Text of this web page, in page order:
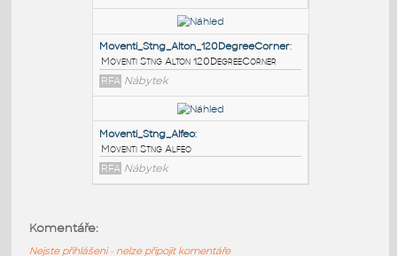
Moventi_Stng_DenniClassic_Stool
Moventi Stng DenniClassic Stool
RFA Nábytek
Moventi_Stng_DenniWood_Chair:
Moventi Stng DenniWood Chair
RFA Nábytek
Komentáře:
Nejste přihlášeni - nelze připojit komentáře